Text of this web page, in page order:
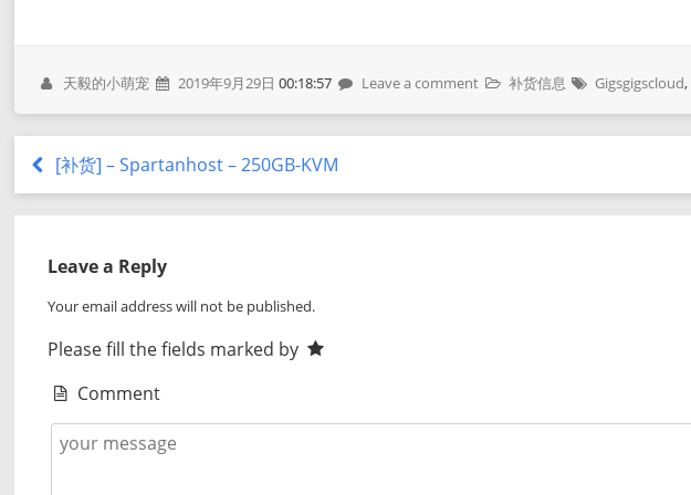
天毅的小萌宠 2019年9月29日 00:18:57 Leave a comment 补货信息 Gigsgigscloud,
[补货] – Spartanhost – 250GB-KVM
Leave a Reply
Your email address will not be published.
Please fill the fields marked by
Comment